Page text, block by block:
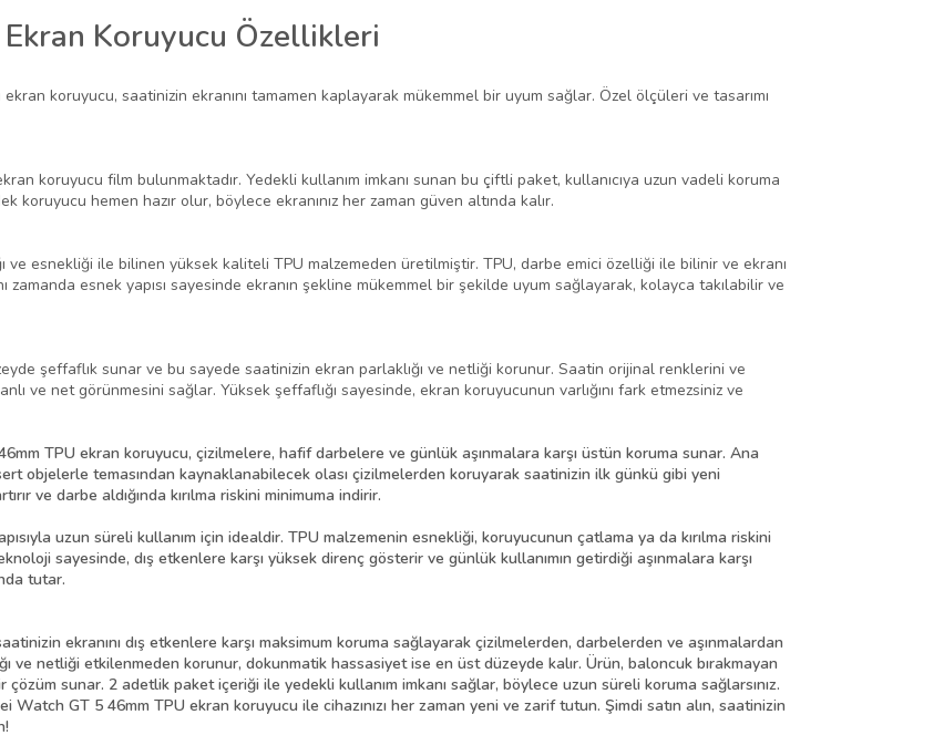
Koruyucu Özellikleri
koruyucu, saatinizin ekranını tamamen kaplayarak mükemmel bir uyum sağlar. Özel ölçüleri ve tasarımı
koruyucu film bulunmaktadır. Yedekli kullanım imkanı sunan bu çiftli paket, kullanıcıya uzun vadeli koruma
hemen hazır olur, böylece ekranınız her zaman güven altında kalır.
ve esnekliği ile bilinen yüksek kaliteli TPU malzemeden üretilmiştir. TPU, darbe emici özelliği ile bilinir ve ekranı
esnek yapısı sayesinde ekranın şekline mükemmel bir şekilde uyum sağlayarak, kolayca takılabilir ve
şeffaflık sunar ve bu sayede saatinizin ekran parlaklığı ve netliği korunur. Saatin orijinal renklerini ve
ve net görünmesini sağlar. Yüksek şeffaflığı sayesinde, ekran koruyucunun varlığını fark etmezsiniz ve
TPU ekran koruyucu, çizilmelere, hafif darbelere ve günlük aşınmalara karşı üstün koruma sunar. Ana
objelerle temasından kaynaklanabilecek olası çizilmelerden koruyarak saatinizin ilk günkü gibi yeni
ve darbe aldığında kırılma riskini minimuma indirir.
uzun süreli kullanım için idealdir. TPU malzemenin esnekliği, koruyucunun çatlama ya da kırılma riskini
sayesinde, dış etkenlere karşı yüksek direnç gösterir ve günlük kullanımın getirdiği aşınmalara karşı
tutar.
ekranını dış etkenlere karşı maksimum koruma sağlayarak çizilmelerden, darbelerden ve aşınmalardan
ve netliği etkilenmeden korunur, dokunmatik hassasiyet ise en üst düzeyde kalır. Ürün, baloncuk bırakmayan
sunar. 2 adetlik paket içeriği ile yedekli kullanım imkanı sağlar, böylece uzun süreli koruma sağlarsınız.
GT 5 46mm TPU ekran koruyucu ile cihazınızı her zaman yeni ve zarif tutun. Şimdi satın alın, saatinizin